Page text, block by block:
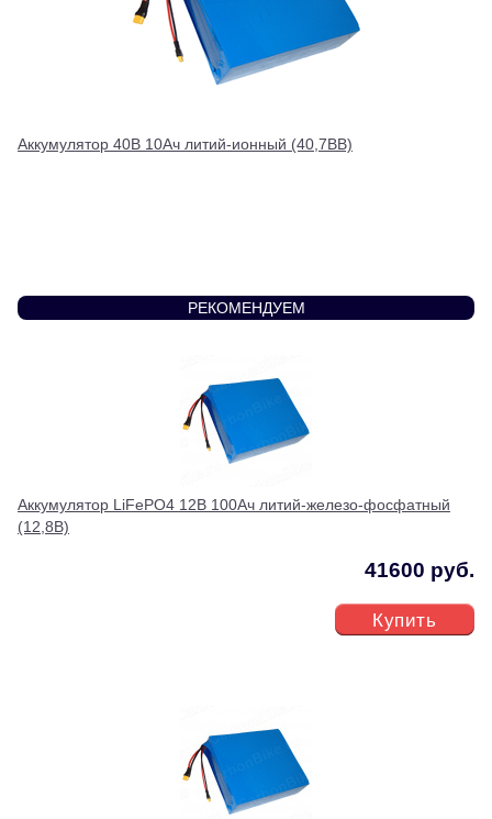
Аккумулятор 40В 10Ач литий-ионный (40,7ВВ)
РЕКОМЕНДУЕМ
Аккумулятор LiFePO4 12В 100Ач литий-железо-фосфатный
(12,8В)
41600 руб.
Купить